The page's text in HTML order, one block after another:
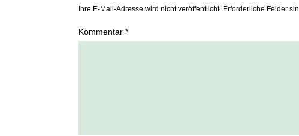
Ihre E-Mail-Adresse wird nicht veröffentlicht. Erforderliche Felder
Kommentar *